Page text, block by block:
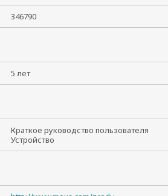
346790
5 лет
Краткое руководство пользователя
Устройство